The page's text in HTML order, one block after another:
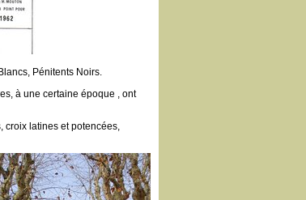
Pénitents Noirs.
à une certaine époque , ont
croix latines et potencées,